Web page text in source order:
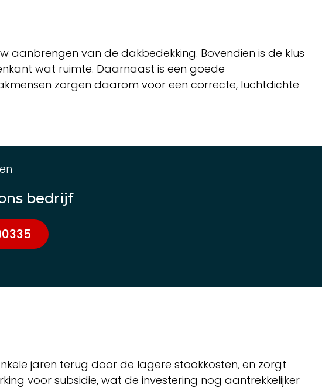
aanbrengen van de dakbedekking. Bovendien is de klus
wat ruimte. Daarnaast is een goede
zorgen daarom voor een correcte, luchtdichte
bedrijf
jaren terug door de lagere stookkosten, en zorgt
voor subsidie, wat de investering nog aantrekkelijker